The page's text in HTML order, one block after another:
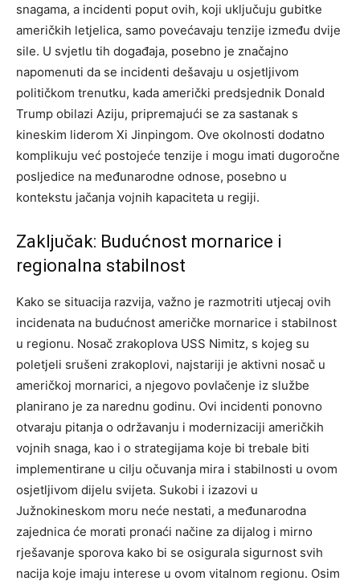
snagama, a incidenti poput ovih, koji uključuju gubitke
američkih letjelica, samo povećavaju tenzije između dvije
sile. U svjetlu tih događaja, posebno je značajno
napomenuti da se incidenti dešavaju u osjetljivom
političkom trenutku, kada američki predsjednik Donald
Trump obilazi Aziju, pripremajući se za sastanak s
kineskim liderom Xi Jinpingom. Ove okolnosti dodatno
komplikuju već postojeće tenzije i mogu imati dugoročne
posljedice na međunarodne odnose, posebno u
kontekstu jačanja vojnih kapaciteta u regiji.
Zaključak: Budućnost mornarice i
regionalna stabilnost
Kako se situacija razvija, važno je razmotriti utjecaj ovih
incidenata na budućnost američke mornarice i stabilnost
u regionu. Nosač zrakoplova USS Nimitz, s kojeg su
poletjeli srušeni zrakoplovi, najstariji je aktivni nosač u
američkoj mornarici, a njegovo povlačenje iz službe
planirano je za narednu godinu. Ovi incidenti ponovno
otvaraju pitanja o održavanju i modernizaciji američkih
vojnih snaga, kao i o strategijama koje bi trebale biti
implementirane u cilju očuvanja mira i stabilnosti u ovom
osjetljivom dijelu svijeta. Sukobi i izazovi u
Južnokineskom moru neće nestati, a međunarodna
zajednica će morati pronaći načine za dijalog i mirno
rješavanje sporova kako bi se osigurala sigurnost svih
nacija koje imaju interese u ovom vitalnom regionu. Osim